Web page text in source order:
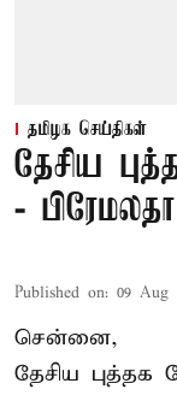
தமிழக செய்திகள்
தேசிய
-
Published on: 09 Aug
சென்னை,
தேசிய புத்தக